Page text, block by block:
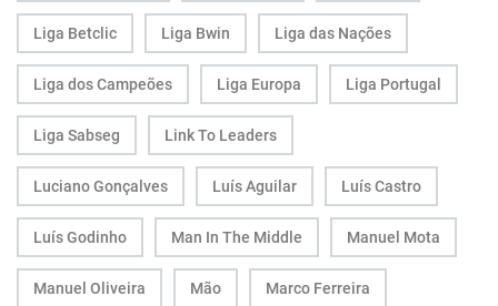
Liga Betclic Liga Bwin Liga das Nações
Liga dos Campeões Liga Europa Liga Portugal
Liga Sabseg Link To Leaders
Luciano Gonçalves Luís Aguilar Luís Castro
Luís Godinho Man In The Middle Manuel Mota
Manuel Oliveira Mão Marco Ferreira